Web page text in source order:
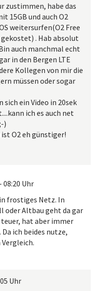
zustimmen, habe das
15GB und auch O2
weitersurfen(O2 Free
. Hab absolut
auch manchmal echt
in den Bergen LTE
Kollegen von mir die
müssen oder sogar
sich ein Video in 20sek
ich es auch net
)
O2 eh günstiger!
08:20 Uhr
frostiges Netz. In
oder Altbau geht da gar
hat aber immer
ich beides nutze,
Uhr